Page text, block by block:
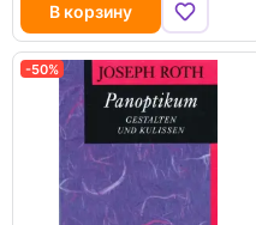
В корзину
-50%